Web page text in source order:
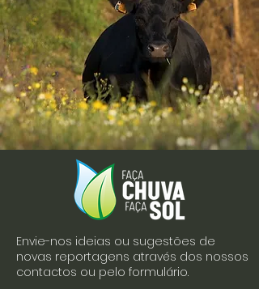
Envie-nos ideias ou sugestões de
novas reportagens através dos nossos
contactos ou pelo formulário.